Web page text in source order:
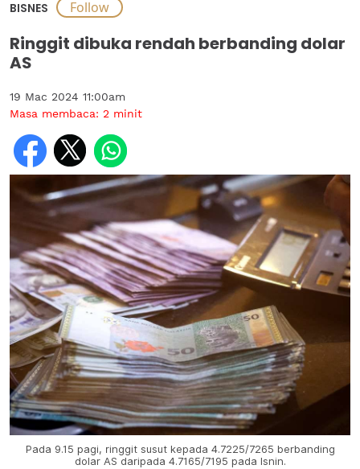
BISNES
Ringgit dibuka rendah berbanding dolar
AS
19 Mac 2024 11:00am
Masa membaca: 2 minit
Pada 9.15 pagi, ringgit susut kepada 4.7225/7265 berbanding
dolar AS daripada 4.7165/7195 pada Isnin.